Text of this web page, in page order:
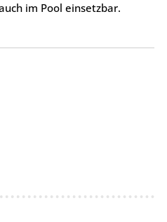
im Pool einsetzbar.